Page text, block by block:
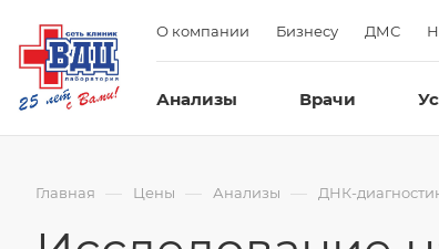
О компании Бизнесу ДМС
Анализы Врачи
Главная — Цены — Анализы — ДНК-